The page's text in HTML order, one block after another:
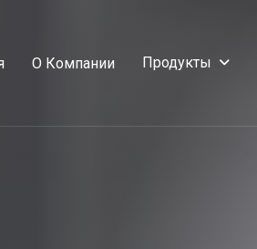
О Компании Продукты